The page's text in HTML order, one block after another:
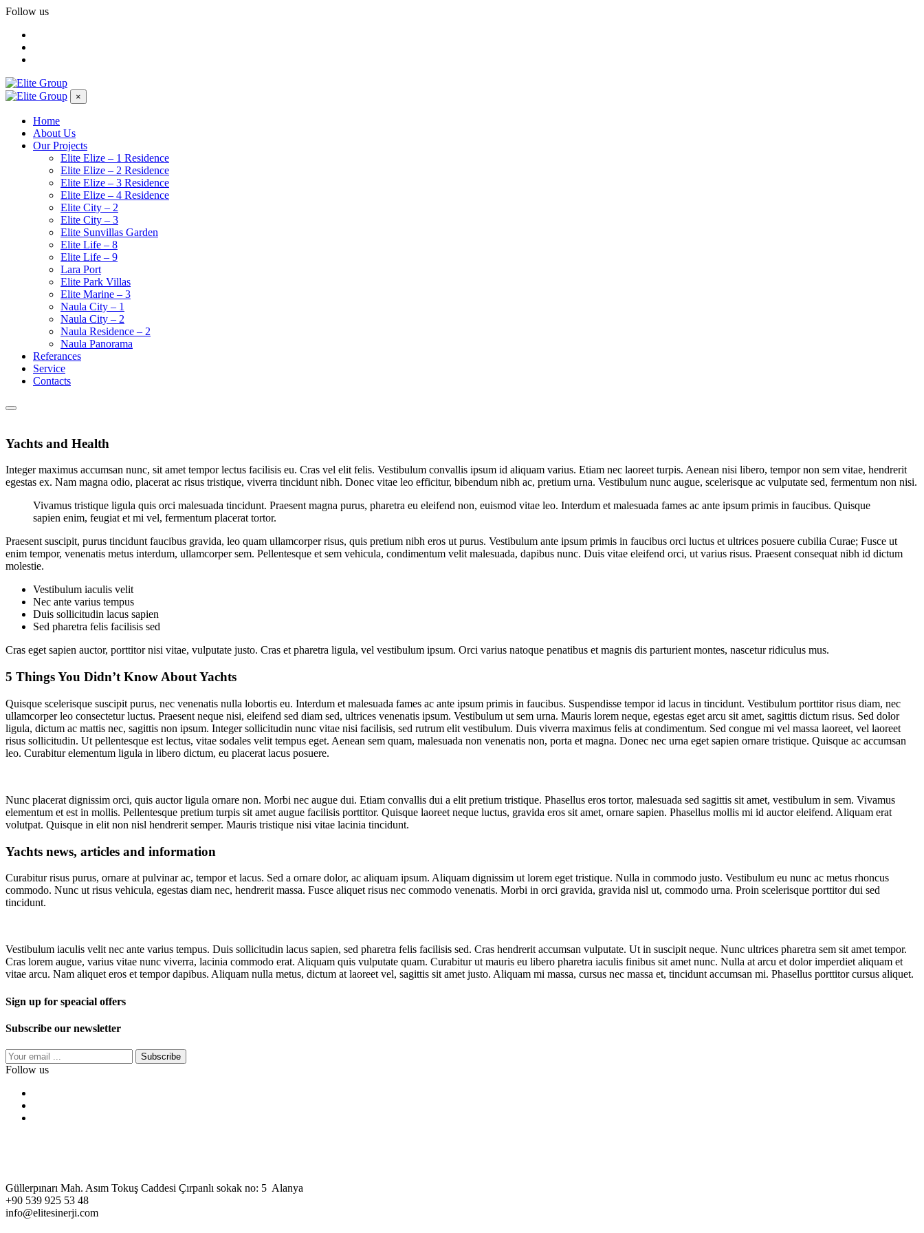
Follow us
×
Home
About Us
Our Projects
Elite Elize – 1 Residence
Elite Elize – 2 Residence
Elite Elize – 3 Residence
Elite Elize – 4 Residence
Elite City – 2
Elite City – 3
Elite Sunvillas Garden
Elite Life – 8
Elite Life – 9
Lara Port
Elite Park Villas
Elite Marine – 3
Naula City – 1
Naula City – 2
Naula Residence – 2
Naula Panorama
Referances
Service
Contacts
Yachts and Health
Integer maximus accumsan nunc, sit amet tempor lectus facilisis eu. Cras vel elit felis. Vestibulum convallis ipsum id aliquam varius. Etiam nec laoreet turpis. Aenean nisi libero, tempor non sem vitae, hendrerit
egestas ex. Nam magna odio, placerat ac risus tristique, viverra tincidunt nibh. Donec vitae leo efficitur, bibendum nibh ac, pretium urna. Vestibulum nunc augue, scelerisque ac vulputate sed, fermentum non nisi.
Vivamus tristique ligula quis orci malesuada tincidunt. Praesent magna purus, pharetra eu eleifend non, euismod vitae leo. Interdum et malesuada fames ac ante ipsum primis in faucibus. Quisque
sapien enim, feugiat et mi vel, fermentum placerat tortor.
Praesent suscipit, purus tincidunt faucibus gravida, leo quam ullamcorper risus, quis pretium nibh eros ut purus. Vestibulum ante ipsum primis in faucibus orci luctus et ultrices posuere cubilia Curae; Fusce ut
enim tempor, venenatis metus interdum, ullamcorper sem. Pellentesque et sem vehicula, condimentum velit malesuada, dapibus nunc. Duis vitae eleifend orci, ut varius risus. Praesent consequat nibh id dictum
molestie.
Vestibulum iaculis velit
Nec ante varius tempus
Duis sollicitudin lacus sapien
Sed pharetra felis facilisis sed
Cras eget sapien auctor, porttitor nisi vitae, vulputate justo. Cras et pharetra ligula, vel vestibulum ipsum. Orci varius natoque penatibus et magnis dis parturient montes, nascetur ridiculus mus.
5 Things You Didn’t Know About Yachts
Quisque scelerisque suscipit purus, nec venenatis nulla lobortis eu. Interdum et malesuada fames ac ante ipsum primis in faucibus. Suspendisse tempor id lacus in tincidunt. Vestibulum porttitor risus diam, nec
ullamcorper leo consectetur luctus. Praesent neque nisi, eleifend sed diam sed, ultrices venenatis ipsum. Vestibulum ut sem urna. Mauris lorem neque, egestas eget arcu sit amet, sagittis dictum risus. Sed dolor
ligula, dictum ac mattis nec, sagittis non ipsum. Integer sollicitudin nunc vitae nisi facilisis, sed rutrum elit vestibulum. Duis viverra maximus felis at condimentum. Sed congue mi vel massa laoreet, vel laoreet
risus sollicitudin. Ut pellentesque est lectus, vitae sodales velit tempus eget. Aenean sem quam, malesuada non venenatis non, porta et magna. Donec nec urna eget sapien ornare tristique. Quisque ac accumsan
leo. Curabitur elementum ligula in libero dictum, eu placerat lacus posuere.
Nunc placerat dignissim orci, quis auctor ligula ornare non. Morbi nec augue dui. Etiam convallis dui a elit pretium tristique. Phasellus eros tortor, malesuada sed sagittis sit amet, vestibulum in sem. Vivamus
elementum et est in mollis. Pellentesque pretium turpis sit amet augue facilisis porttitor. Quisque laoreet neque luctus, gravida eros sit amet, ornare sapien. Phasellus mollis mi id auctor eleifend. Aliquam erat
volutpat. Quisque in elit non nisl hendrerit semper. Mauris tristique nisi vitae lacinia tincidunt.
Yachts news, articles and information
Curabitur risus purus, ornare at pulvinar ac, tempor et lacus. Sed a ornare dolor, ac aliquam ipsum. Aliquam dignissim ut lorem eget tristique. Nulla in commodo justo. Vestibulum eu nunc ac metus rhoncus
commodo. Nunc ut risus vehicula, egestas diam nec, hendrerit massa. Fusce aliquet risus nec commodo venenatis. Morbi in orci gravida, gravida nisl ut, commodo urna. Proin scelerisque porttitor dui sed
tincidunt.
Vestibulum iaculis velit nec ante varius tempus. Duis sollicitudin lacus sapien, sed pharetra felis facilisis sed. Cras hendrerit accumsan vulputate. Ut in suscipit neque. Nunc ultrices pharetra sem sit amet tempor.
Cras lorem augue, varius vitae nunc viverra, lacinia commodo erat. Aliquam quis vulputate quam. Curabitur ut mauris eu libero pharetra iaculis finibus sit amet nunc. Nulla at arcu et dolor imperdiet aliquam et
vitae arcu. Nam aliquet eros et tempor dapibus. Aliquam nulla metus, dictum at laoreet vel, sagittis sit amet justo. Aliquam mi massa, cursus nec massa et, tincidunt accumsan mi. Phasellus porttitor cursus aliquet.
Sign up for speacial offers
Subscribe our newsletter
Subscribe
Follow us
Güllerpınarı Mah. Asım Tokuş Caddesi Çırpanlı sokak no: 5 Alanya
+90 539 925 53 48
info@elitesinerji.com